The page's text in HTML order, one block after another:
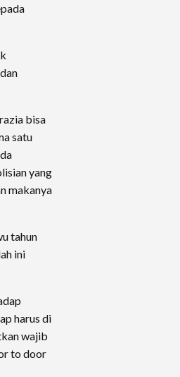
bisa
satu
yang
makanya
tahun
ini
harus di
wajib
to door